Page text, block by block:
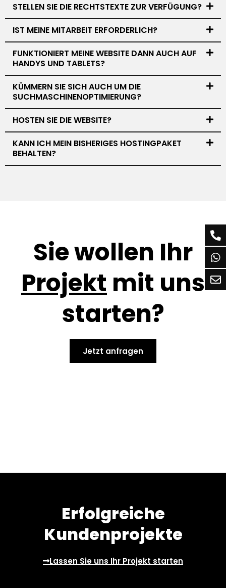
STELLEN SIE DIE RECHTSTEXTE ZUR VERFÜGUNG?
IST MEINE MITARBEIT ERFORDERLICH?
FUNKTIONIERT MEINE WEBSITE DANN AUCH AUF
HANDYS UND TABLETS?
KÜMMERN SIE SICH AUCH UM DIE
SUCHMASCHINENOPTIMIERUNG?
HOSTEN SIE DIE WEBSITE?
KANN ICH MEIN BISHERIGES HOSTINGPAKET
BEHALTEN?
Sie wollen Ihr
Projekt mit uns
starten?
Jetzt anfragen
Erfolgreiche
Kundenprojekte
Lassen Sie uns Ihr Projekt starten